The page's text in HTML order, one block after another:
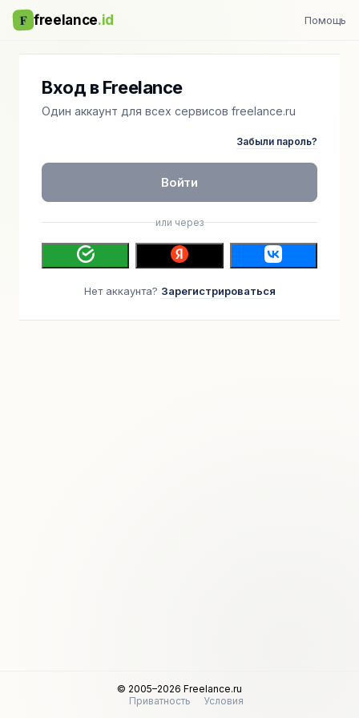
F freelance.id Помощь
Вход в Freelance
Один аккаунт для всех сервисов freelance.ru
Забыли пароль?
Войти
или через
Нет аккаунта? Зарегистрироваться
© 2005–2026 Freelance.ru
Приватность
Условия